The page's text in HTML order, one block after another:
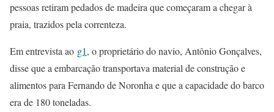
pessoas retiram pedados de madeira que começaram a chegar à
praia, trazidos pela correnteza.
Em entrevista ao g1, o proprietário do navio, Antônio Gonçalves,
disse que a embarcação transportava material de construção e
alimentos para Fernando de Noronha e que a capacidade do barco
era de 180 toneladas.